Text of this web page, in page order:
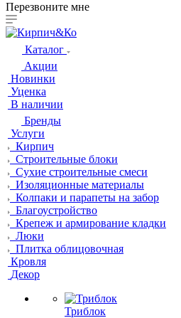
Перезвоните мне
Каталог
Акции
Новинки
Уценка
В наличии
Бренды
Услуги
Кирпич
Строительные блоки
Сухие строительные смеси
Изоляционные материалы
Колпаки и парапеты на забор
Благоустройство
Крепеж и армирование кладки
Люки
Плитка облицовочная
Кровля
Декор
Триблок